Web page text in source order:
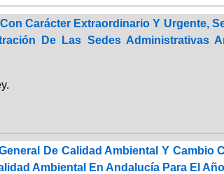
Carácter Extraordinario Y Urgente,
De Las Sedes Administrativas
De Calidad Ambiental Y Cambio
Ambiental En Andalucía Para El